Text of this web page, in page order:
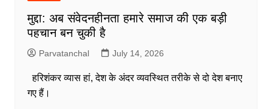
मुद्दा: अब संवेदनहीनता हमारे समाज की एक बड़ी
पहचान बन चुकी है
Parvatanchal July 14, 2026
हरिशंकर व्यास हां, देश के अंदर व्यवस्थित तरीके से दो देश बनाए
गए हैं।